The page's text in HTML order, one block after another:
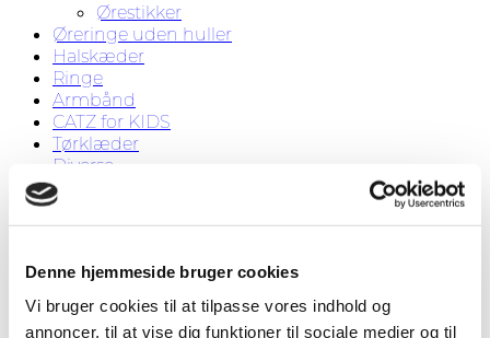
Denne hjemmeside bruger cookies
Vi bruger cookies til at tilpasse vores indhold og
annoncer, til at vise dig funktioner til sociale medier og til
Ørestikker
Øreringe uden huller
Halskæder
Ringe
Armbånd
CATZ for KIDS
Tørklæder
Diverse
Tilbud
Om CATZ
Kontakt
Søg